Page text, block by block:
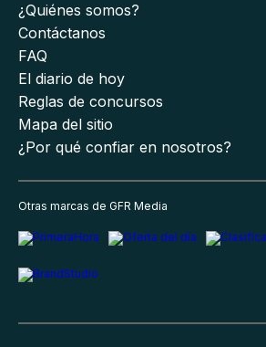
¿Quiénes somos?
Contáctanos
FAQ
El diario de hoy
Reglas de concursos
Mapa del sitio
¿Por qué confiar en nosotros?
Otras marcas de GFR Media